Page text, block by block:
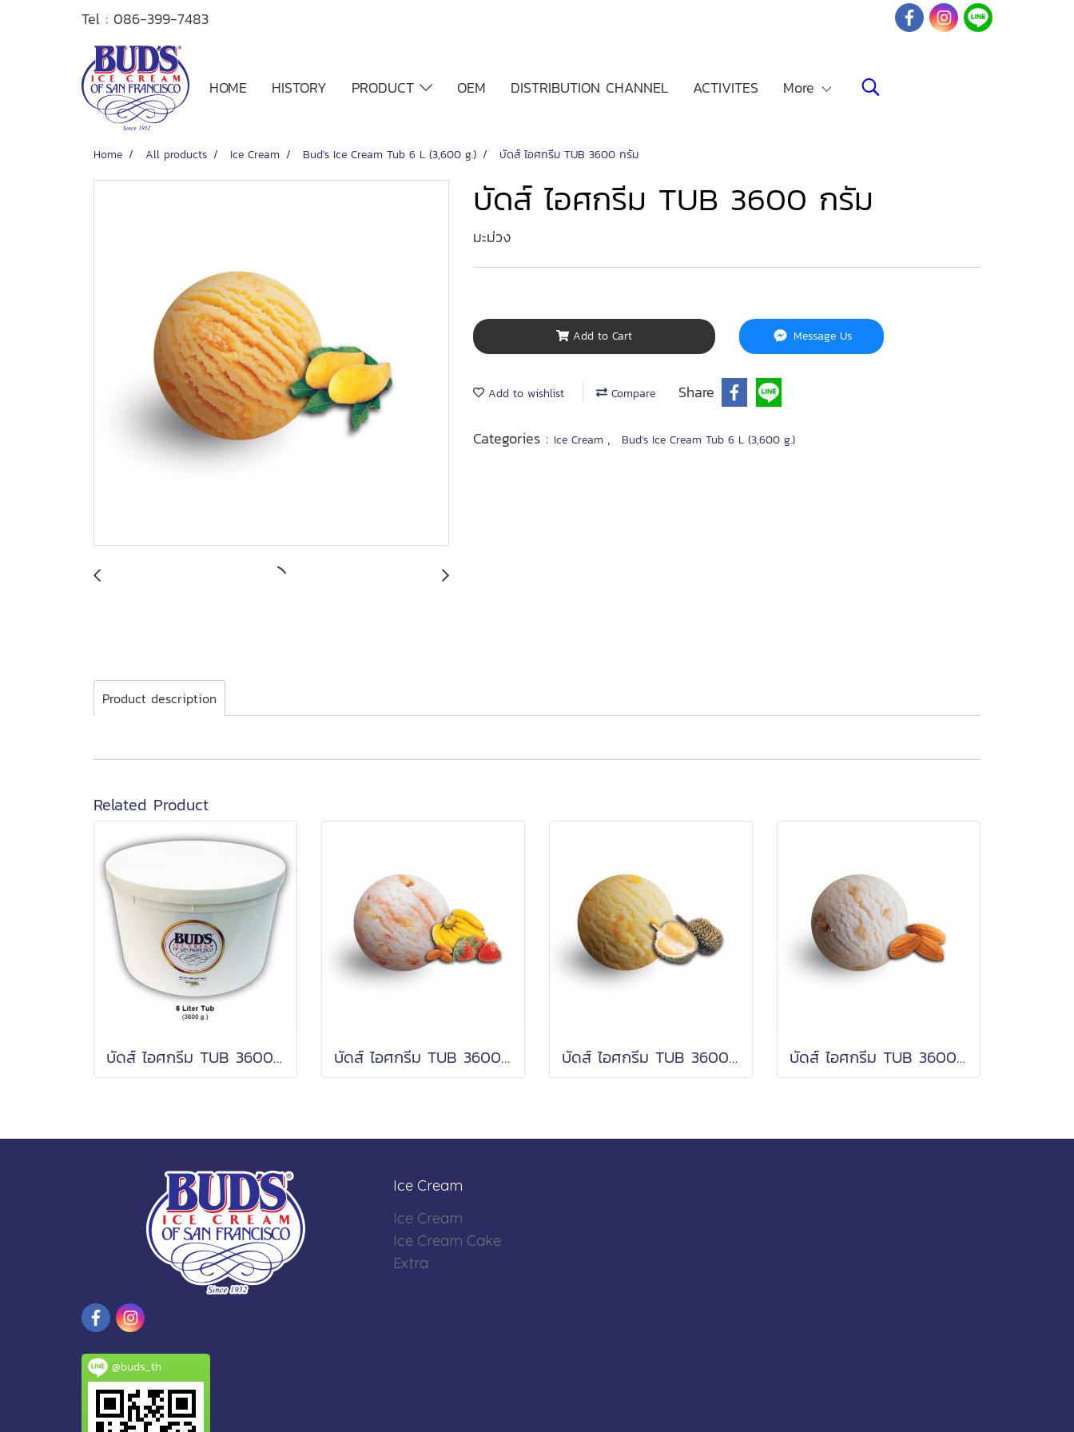
Tel : 086-399-7483
HOME HISTORY PRODUCT OEM DISTRIBUTION CHANNEL ACTIVITES More
Home All products Ice Cream Bud's Ice Cream Tub 6 L (3,600 g.) บัดส์ ไอศกรีม TUB 3600 กรัม
บัดส์ ไอศกรีม TUB 3600 กรัม
มะม่วง
Add to Cart Message Us
Add to wishlist Compare Share
Categories : Ice Cream , Bud's Ice Cream Tub 6 L (3,600 g.)
Product description
Related Product
บัดส์ ไอศกรีม TUB 3600 กรัม บัดส์ ไอศกรีม TUB 3600 กรัม บัดส์ ไอศกรีม TUB 3600 กรัม บัดส์ ไอศกรีม TUB 3600 กรัม
@buds_th
Ice Cream
Ice Cream
Ice Cream Cake
Extra